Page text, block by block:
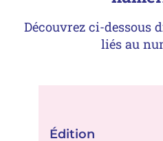
Découvrez ci-dessous
liés au
Édition